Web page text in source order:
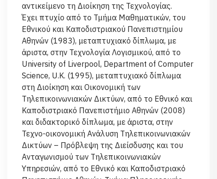
αντικείμενο τη Διοίκηση της Τεχνολογίας.
Έχει πτυχίο από το Τμήμα Μαθηματικών, του
Εθνικού και Καποδιστριακού Πανεπιστημίου
Αθηνών (1983), μεταπτυχιακό δίπλωμα, με
άριστα, στην Τεχνολογία Λογισμικού, από το
University of Liverpool, Department of Computer
Science, U.K. (1995), μεταπτυχιακό δίπλωμα
στη Διοίκηση και Οικονομική των
Τηλεπικοινωνιακών Δικτύων, από το Εθνικό και
Καποδιστριακό Πανεπιστήμιο Αθηνών (2008)
και διδακτορικό δίπλωμα, με άριστα, στην
Τεχνο-οικονομική Ανάλυση Τηλεπικοινωνιακών
Δικτύων – Πρόβλεψη της Διείσδυσης και του
Ανταγωνισμού των Τηλεπικοινωνιακών
Υπηρεσιών, από το Εθνικό και Καποδιστριακό